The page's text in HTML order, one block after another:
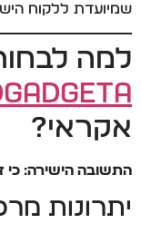
שמיועדת ללקוח
למה
אקראי?
התשובה הישירה:
יתרונות